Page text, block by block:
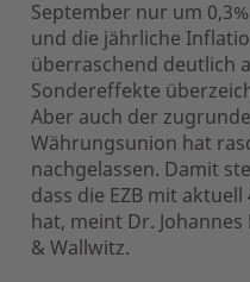
September nur um
und die jährliche
überraschend deutlich
Sondereffekte
Aber auch der
Währungsunion hat
nachgelassen. Damit
dass die EZB mit
hat, meint Dr.
& Wallwitz.